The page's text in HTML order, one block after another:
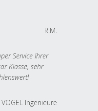
R.M.
Service Ihrer
Klasse, sehr
Ingenieure